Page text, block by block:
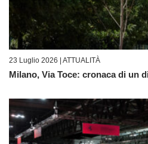
23 Luglio 2026 | ATTUALITÀ
Milano, Via Toce: cronaca di un